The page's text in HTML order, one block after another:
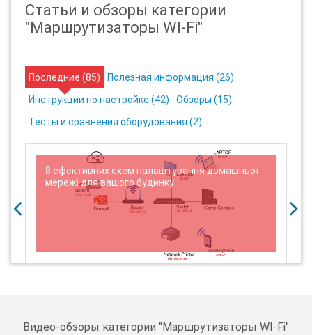
Статьи и обзоры категории
"Маршрутизаторы WI-Fi"
Последние (85) Полезная информация (26)
Инструкции по настройке (42) Обзоры (15)
Тесты и сравнения оборудования (2)
8 ефективних схем налаштування домашньої
мережі для вашого будинку
Видео-обзоры категории " Маршрутизаторы WI-Fi"